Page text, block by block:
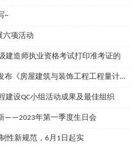
~
六项活动
建造师执业资格考试打印准考证的
多项重要变化！住建部发布《房屋建筑与装饰工程工程量计算标
建设QC小组活动成果及最佳组织
——2023年第一季度生日会
性新规范，6月1日起实